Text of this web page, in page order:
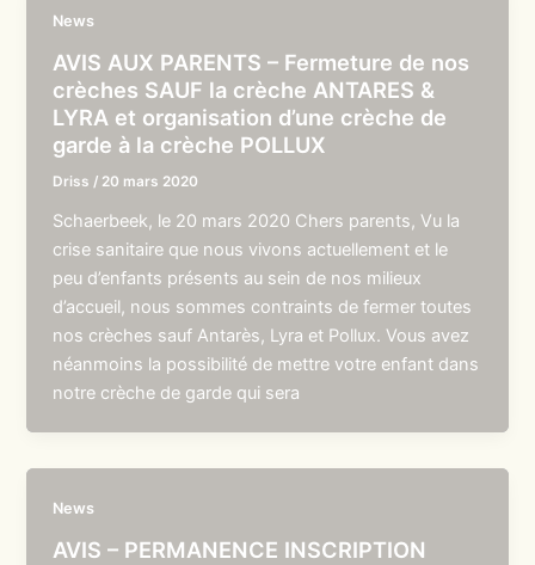
News
AVIS AUX PARENTS – Fermeture de nos
crèches SAUF la crèche ANTARES &
LYRA et organisation d’une crèche de
garde à la crèche POLLUX
Driss / 20 mars 2020
Schaerbeek, le 20 mars 2020 Chers parents, Vu la
crise sanitaire que nous vivons actuellement et le
peu d’enfants présents au sein de nos milieux
d’accueil, nous sommes contraints de fermer toutes
nos crèches sauf Antarès, Lyra et Pollux. Vous avez
néanmoins la possibilité de mettre votre enfant dans
notre crèche de garde qui sera
News
AVIS – PERMANENCE INSCRIPTION